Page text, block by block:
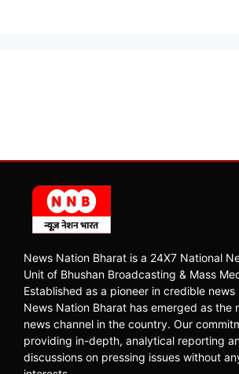
News Nation Bharat is a 24X7 National
Unit of Bhushan Broadcasting & Mass
Established as a pioneer in credible
News Nation Bharat has emerged as the
news channel in the country. Our
providing in-depth, analytical reporting
discussions on pressing issues without